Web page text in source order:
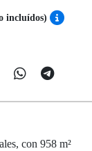
incluídos)
con 958 m²